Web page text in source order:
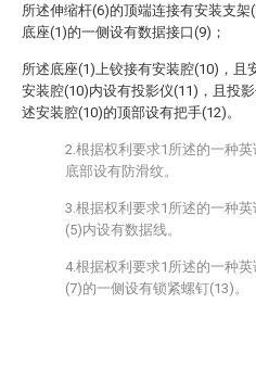
所述伸缩杆(6)的顶端连接有安装支
底座(1)的一侧设有数据接口(9)；
所述底座(1)上铰接有安装腔(10)，且
安装腔(10)内设有投影仪(11)，且投
述安装腔(10)的顶部设有把手(12)。
2.根据权利要求1所述的一种
底部设有防滑纹。
3.根据权利要求1所述的一种
(5)内设有数据线。
4.根据权利要求1所述的一种
(7)的一侧设有锁紧螺钉(13)。